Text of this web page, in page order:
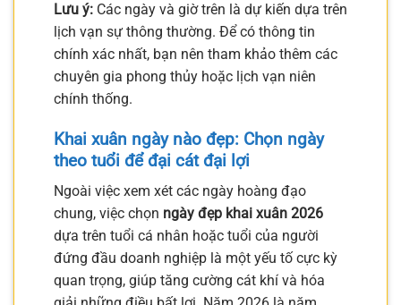
Lưu ý: Các ngày và giờ trên là dự kiến dựa trên
lịch vạn sự thông thường. Để có thông tin
chính xác nhất, bạn nên tham khảo thêm các
chuyên gia phong thủy hoặc lịch vạn niên
chính thống.
Khai xuân ngày nào đẹp: Chọn ngày
theo tuổi để đại cát đại lợi
Ngoài việc xem xét các ngày hoàng đạo
chung, việc chọn ngày đẹp khai xuân 2026
dựa trên tuổi cá nhân hoặc tuổi của người
đứng đầu doanh nghiệp là một yếu tố cực kỳ
quan trọng, giúp tăng cường cát khí và hóa